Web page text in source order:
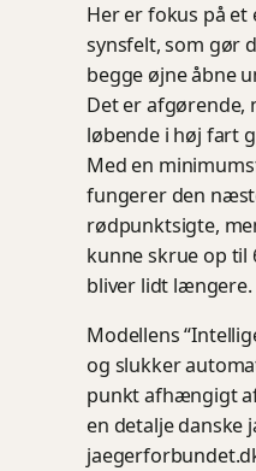
Her er fokus på
synsfelt, som gør
begge øjne åbne
Det er afgørende,
løbende i høj fart
Med en
fungerer den
rødpunktsigte,
kunne skrue op til
bliver lidt længere.
Modellens
og slukker
punkt afhængigt
en detalje danske